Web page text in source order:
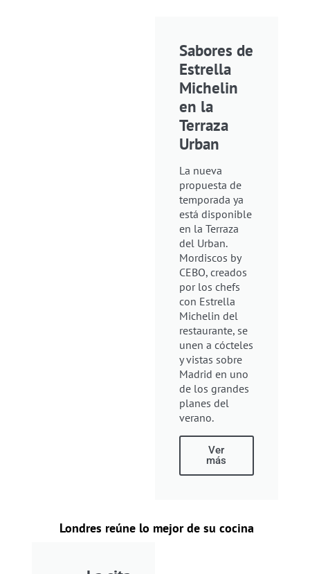
Sabores de
Estrella
Michelin
en la
Terraza
Urban
La nueva
propuesta de
temporada ya
está disponible
en la Terraza
del Urban.
Mordiscos by
CEBO, creados
por los chefs
con Estrella
Michelin del
restaurante, se
unen a cócteles
y vistas sobre
Madrid en uno
de los grandes
planes del
verano.
Ver
más
Londres reúne lo mejor de su cocina